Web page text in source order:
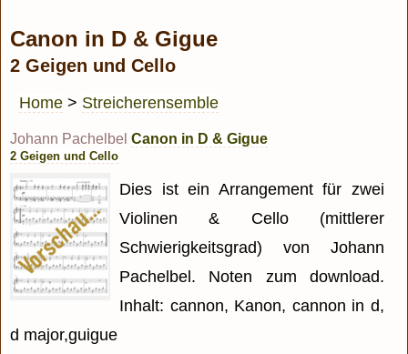
Canon in D & Gigue
2 Geigen und Cello
Home > Streicherensemble
Johann Pachelbel Canon in D & Gigue
2 Geigen und Cello
Dies ist ein Arrangement für zwei
Violinen & Cello (mittlerer
Schwierigkeitsgrad) von Johann
Pachelbel. Noten zum download.
Inhalt: cannon, Kanon, cannon in d,
d major,guigue